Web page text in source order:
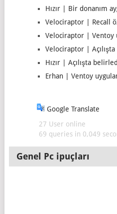
Hızır | Bir donanım
Velociraptor | Recall
Velociraptor | Ventoy
Velociraptor |
Hızır | Açılışta
Erhan | Ventoy
Google Translate
27 User online
69 queries in 0,049
Genel Pc ipuçları